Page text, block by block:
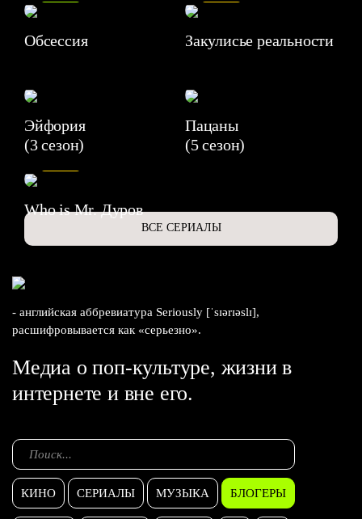
Обсессия Закулисье реальности
Эйфория
(3 сезон)
Пацаны
(5 сезон)
Who is Mr. Дуров
ВСЕ СЕРИАЛЫ
- английская аббревиатура Seriously [ˈsɪərɪəslɪ],
расшифровывается как «серьезно».
Медиа о поп-культуре, жизни в
интернете и вне его.
КИНО СЕРИАЛЫ МУЗЫКА БЛОГЕРЫ